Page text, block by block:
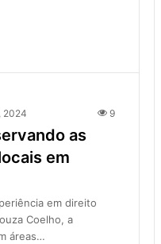
2024 9
as
em
em direito
Coelho, a
áreas…